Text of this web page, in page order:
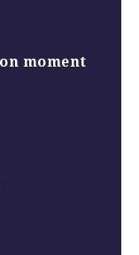
moment